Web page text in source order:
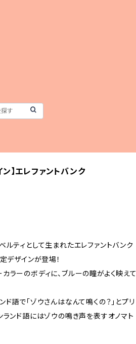
】エレファントバンク
ルティとして生まれたエレファントバンク
デザインが登場！
ラーのボディに、ブルーの瞳がよく映えて
ド語で「ゾウさんはなんて鳴くの？」とプリ
ランド語にはゾウの鳴き声を表すオノマト